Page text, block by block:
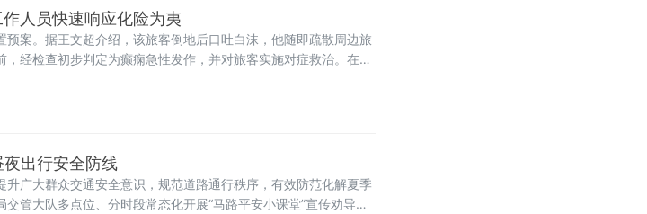
人员快速响应化险为夷
案。据王文超介绍，该旅客倒地后口吐白沫，他随即疏散周边旅
经检查初步判定为癫痫急性发作，并对旅客实施对症救治。在乘
出行安全防线
升广大群众交通安全意识，规范道路通行秩序，有效防范化解夏季
管大队多点位、分时段常态化开展“马路平安小课堂”宣传劝导活